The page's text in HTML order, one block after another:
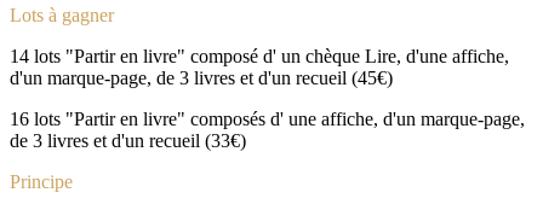
Lots à gagner
14 lots "Partir en livre" composé d' un chèque Lire, d'une affiche,
d'un marque-page, de 3 livres et d'un recueil (45€)
16 lots "Partir en livre" composés d' une affiche, d'un marque-page,
de 3 livres et d'un recueil (33€)
Principe